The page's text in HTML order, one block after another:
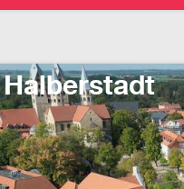
Halberstadt